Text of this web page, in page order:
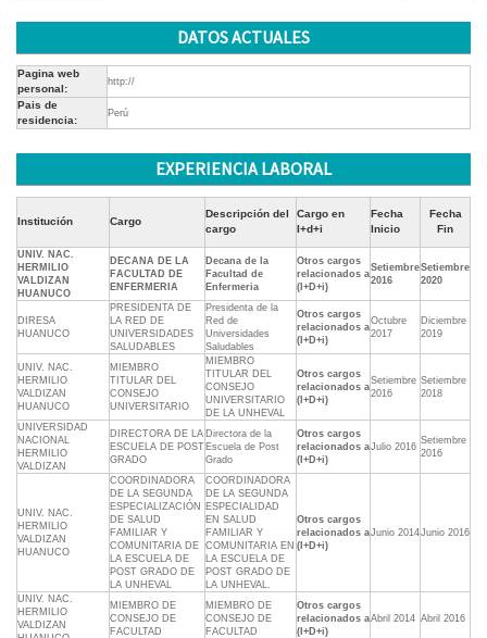
DATOS ACTUALES
Pagina web
personal:
http://
Pais de
residencia:
Perú
EXPERIENCIA LABORAL
Institución Cargo
Descripción del
cargo
Cargo en
I+d+i
Fecha
Inicio
Fecha
Fin
UNIV. NAC.
HERMILIO
VALDIZAN
HUANUCO
DECANA DE LA
FACULTAD DE
ENFERMERIA
Decana de la
Facultad de
Enfermeria
Otros cargos
relacionados a
(I+D+i)
Setiembre
2016
Setiembre
2020
DIRESA
HUANUCO
PRESIDENTA DE
LA RED DE
UNIVERSIDADES
SALUDABLES
Presidenta de la
Red de
Universidades
Saludables
Otros cargos
relacionados a
(I+D+i)
Octubre
2017
Diciembre
2019
UNIV. NAC.
HERMILIO
VALDIZAN
HUANUCO
MIEMBRO
TITULAR DEL
CONSEJO
UNIVERSITARIO
MIEMBRO
TITULAR DEL
CONSEJO
UNIVERSITARIO
DE LA UNHEVAL
Otros cargos
relacionados a
(I+D+i)
Setiembre
2016
Setiembre
2018
UNIVERSIDAD
NACIONAL
HERMILIO
VALDIZAN
DIRECTORA DE LA
ESCUELA DE POST
GRADO
Directora de la
Escuela de Post
Grado
Otros cargos
relacionados a
(I+D+i)
Julio 2016
Setiembre
2016
UNIV. NAC.
HERMILIO
VALDIZAN
HUANUCO
COORDINADORA
DE LA SEGUNDA
ESPECIALIZACIÓN
DE SALUD
FAMILIAR Y
COMUNITARIA DE
LA ESCUELA DE
POST GRADO DE
LA UNHEVAL
COORDINADORA
DE LA SEGUNDA
ESPECIALIDAD
EN SALUD
FAMILIAR Y
COMUNITARIA EN
LA ESCUELA DE
POST GRADO DE
LA UNHEVAL.
Otros cargos
relacionados a
(I+D+i)
Junio 2014Junio 2016
UNIV. NAC.
HERMILIO
VALDIZAN
MIEMBRO DE
CONSEJO DE
FACULTAD
MIEMBRO DE
CONSEJO DE
FACULTAD
Otros cargos
relacionados a
(I+D+i)
Abril 2014 Abril 2016